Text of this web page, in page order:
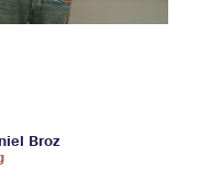
Broz